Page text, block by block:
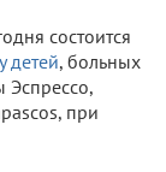
состоится
детей, больных
Эспрессо,
при